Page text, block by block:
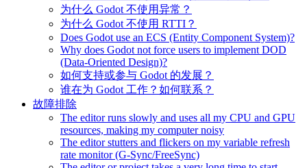
为什么 Godot 不使用异常？
为什么 Godot 不使用 RTTI？
Does Godot use an ECS (Entity Component System)?
Why does Godot not force users to implement DOD
(Data-Oriented Design)?
如何支持或参与 Godot 的发展？
谁在为 Godot 工作？如何联系？
故障排除
The editor runs slowly and uses all my CPU and GPU
resources, making my computer noisy
The editor stutters and flickers on my variable refresh
rate monitor (G-Sync/FreeSync)